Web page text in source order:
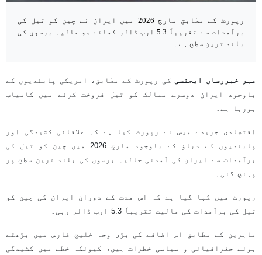
رپورٹ کے مطابق مارچ 2026 میں ایران نے چین کو تیل کی
برآمدات سے تقریباً 5.3 ارب ڈالر کمائے جو حالیہ برسوں کی
بلند ترین سطح ہے۔
مہر خبررساں ایجنسی کی رپورٹ کے مطابق، امریکی پابندیوں کے
باوجود ایران دوسرے ممالک کو تیل فروخت کرنے میں کامیاب
ہورہا ہے۔
اقتصادی جریدے میس نے رپورٹ کیا ہے کہ علاقائی کشیدگی اور
پابندیوں کے دباؤ کے باوجود مارچ 2026 میں چین کو تیل کی
برآمدات سے ایران کی آمدنی حالیہ برسوں کی بلند ترین سطح پر
پہنچ گئی۔
رپورٹ میں کہا گیا ہے کہ اس مدت کے دوران ایران کی چین کو
تیل کی برآمدات کی مالیت تقریباً 5.3 ارب ڈالر رہی۔
ماہرین کے مطابق اس اضافے کی بڑی وجہ خلیج فارس میں بڑھتے
ہوئے جغرافیائی و سیاسی خطرات ہیں، کیونکہ خطے میں کشیدگی